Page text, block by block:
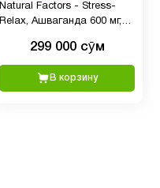
Natural Factors - Stress-
Relax, Ашваганда 600 мг,
299 000 сӯм
В корзину